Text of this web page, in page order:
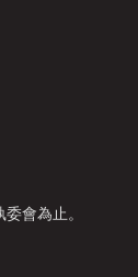
會為止。